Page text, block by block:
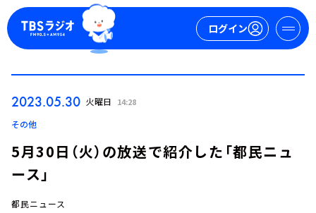
ログイン
2023.05.30 火曜日 14:28
その他
5月30日（火）の放送で紹介した「都民ニュ
ース」
都民ニュース